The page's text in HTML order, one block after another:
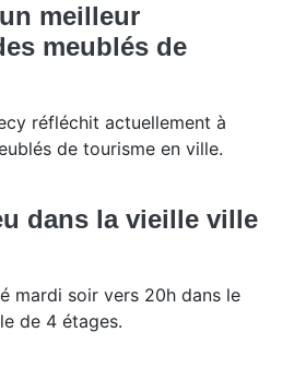
meilleur
meublés de
réfléchit actuellement à
de tourisme en ville.
dans la vieille ville
mardi soir vers 20h dans le
de 4 étages.